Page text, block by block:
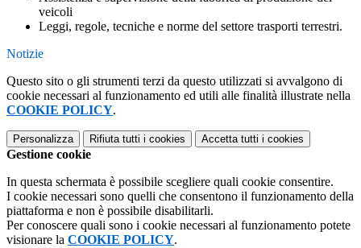
veicoli
Leggi, regole, tecniche e norme del settore trasporti terrestri.
Notizie
Questo sito o gli strumenti terzi da questo utilizzati si avvalgono di
cookie necessari al funzionamento ed utili alle finalità illustrate nella
COOKIE POLICY.
Personalizza Rifiuta tutti i cookies Accetta tutti i cookies
Gestione cookie
In questa schermata è possibile scegliere quali cookie consentire.
I cookie necessari sono quelli che consentono il funzionamento della
piattaforma e non è possibile disabilitarli.
Per conoscere quali sono i cookie necessari al funzionamento potete
visionare la COOKIE POLICY.